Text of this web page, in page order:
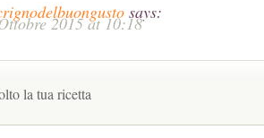
says:
2015 at 10:18
la tua ricetta